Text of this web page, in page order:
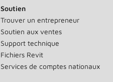
Soutien
Trouver un entrepreneur
Soutien aux ventes
Support technique
Fichiers Revit
Services de comptes nationaux